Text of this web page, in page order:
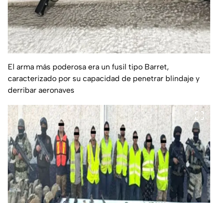
El arma más poderosa era un fusil tipo Barret,
caracterizado por su capacidad de penetrar blindaje y
derribar aeronaves